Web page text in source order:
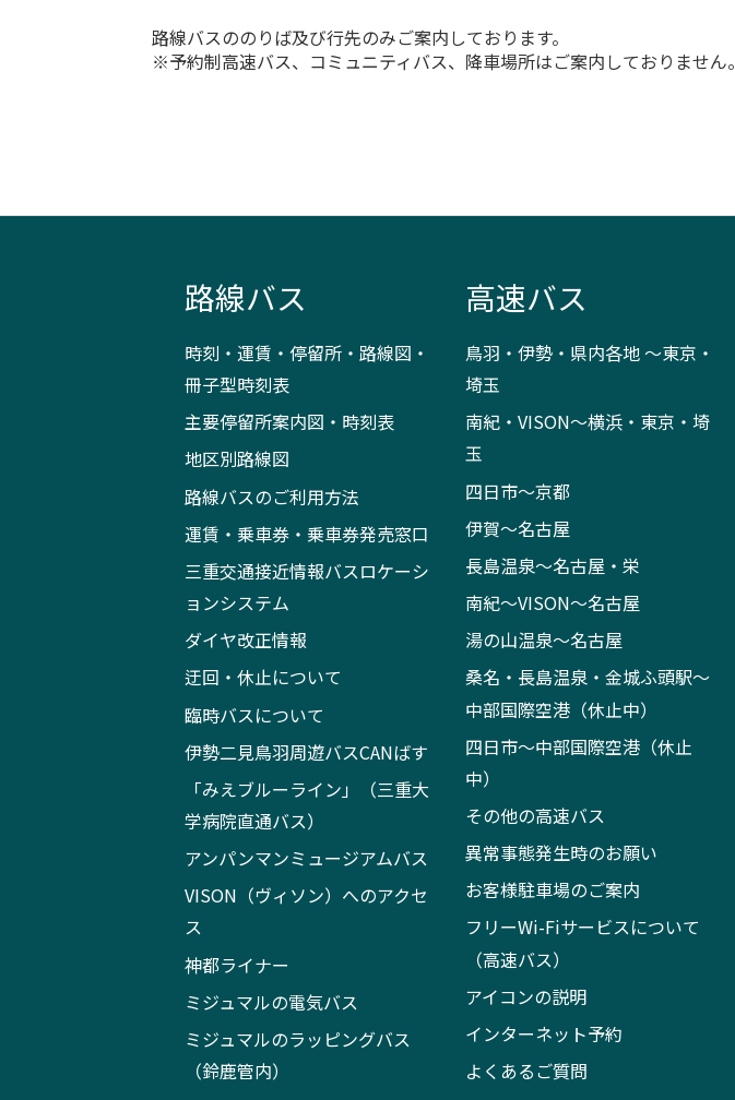
路線バスののりば及び行先のみご案内しております。
※予約制高速バス、コミュニティバス、降車場所はご案内しておりません。
路線バス
時刻・運賃・停留所・路線図・
冊子型時刻表
主要停留所案内図・時刻表
地区別路線図
路線バスのご利用方法
運賃・乗車券・乗車券発売窓口
三重交通接近情報バスロケーシ
ョンシステム
ダイヤ改正情報
迂回・休止について
臨時バスについて
伊勢二見鳥羽周遊バスCANばす
「みえブルーライン」（三重大
学病院直通バス）
アンパンマンミュージアムバス
VISON（ヴィソン）へのアクセ
ス
神都ライナー
ミジュマルの電気バス
ミジュマルのラッピングバス
（鈴鹿管内）
高速バス
鳥羽・伊勢・県内各地 ～東京・
埼玉
南紀・VISON～横浜・東京・埼
玉
四日市～京都
伊賀～名古屋
長島温泉～名古屋・栄
南紀～VISON～名古屋
湯の山温泉～名古屋
桑名・長島温泉・金城ふ頭駅～
中部国際空港（休止中）
四日市～中部国際空港（休止
中）
その他の高速バス
異常事態発生時のお願い
お客様駐車場のご案内
フリーWi-Fiサービスについて
（高速バス）
アイコンの説明
インターネット予約
よくあるご質問